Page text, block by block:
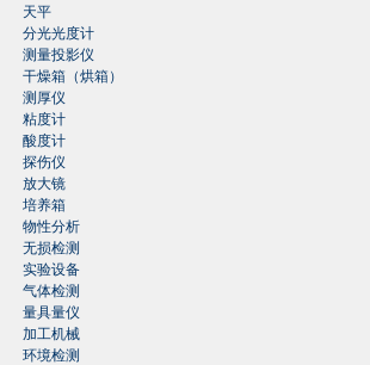
天平
分光光度计
测量投影仪
干燥箱（烘箱）
测厚仪
粘度计
酸度计
探伤仪
放大镜
培养箱
物性分析
无损检测
实验设备
气体检测
量具量仪
加工机械
环境检测